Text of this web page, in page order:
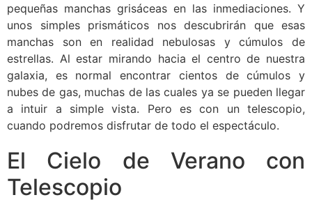
pequeñas manchas grisáceas en las inmediaciones. Y
unos simples prismáticos nos descubrirán que esas
manchas son en realidad nebulosas y cúmulos de
estrellas. Al estar mirando hacia el centro de nuestra
galaxia, es normal encontrar cientos de cúmulos y
nubes de gas, muchas de las cuales ya se pueden llegar
a intuir a simple vista. Pero es con un telescopio,
cuando podremos disfrutar de todo el espectáculo.
El Cielo de Verano con
Telescopio